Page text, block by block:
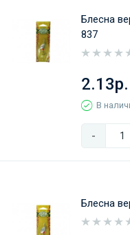
Блесна
837
2.13р.
В
-
Блесна